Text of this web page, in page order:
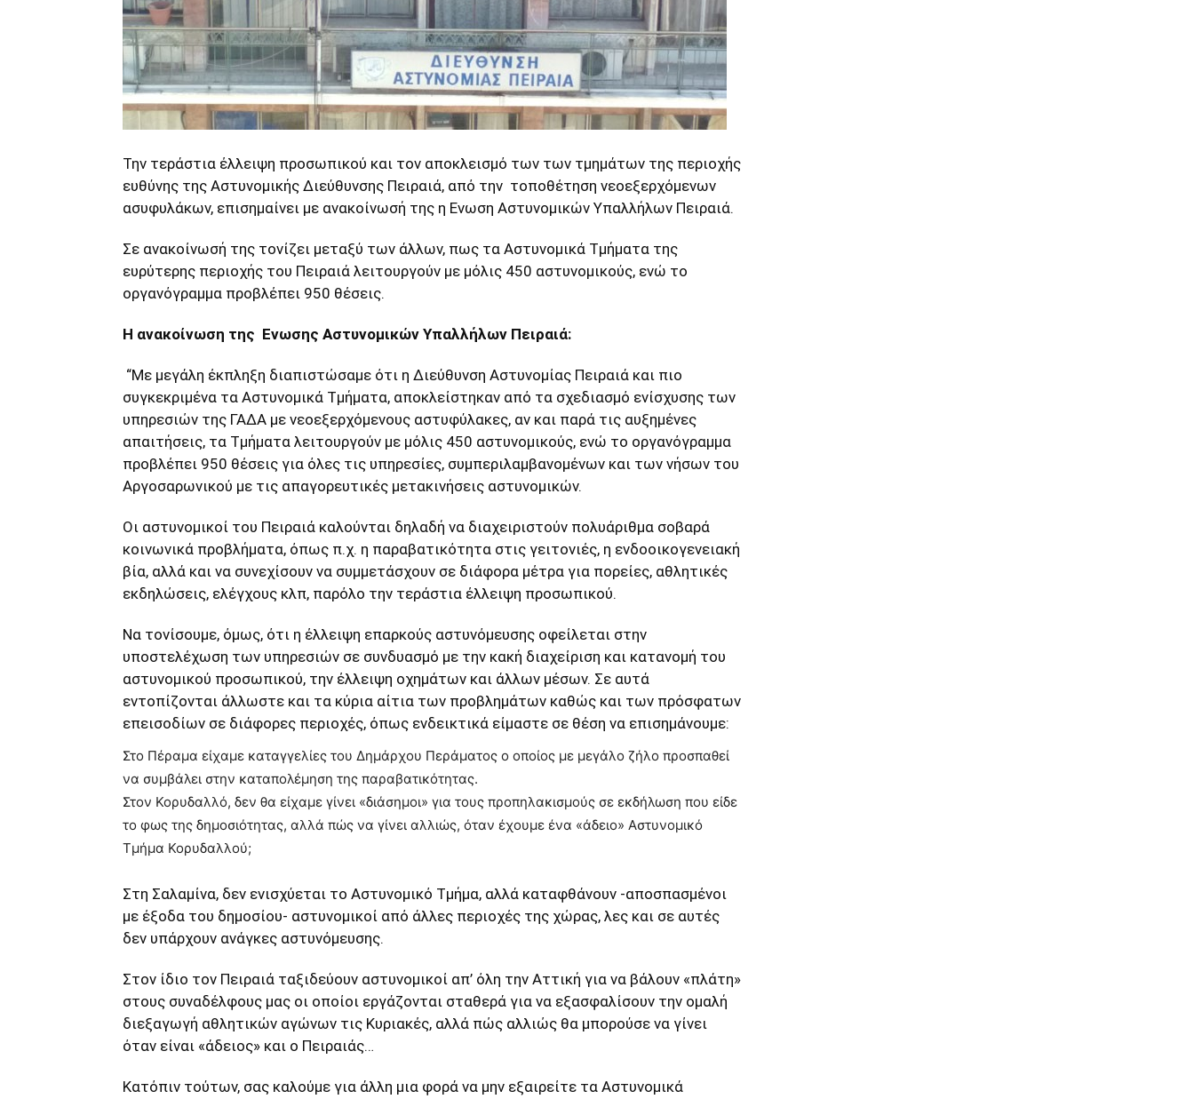
Την τεράστια έλλειψη προσωπικού και τον αποκλεισμό των των τμημάτων της περιοχής
ευθύνης της Αστυνομικής Διεύθυνσης Πειραιά, από την τοποθέτηση νεοεξερχόμενων
ασυφυλάκων, επισημαίνει με ανακοίνωσή της η Ενωση Αστυνομικών Υπαλλήλων Πειραιά.
Σε ανακοίνωσή της τονίζει μεταξύ των άλλων, πως τα Αστυνομικά Τμήματα της
ευρύτερης περιοχής του Πειραιά λειτουργούν με μόλις 450 αστυνομικούς, ενώ το
οργανόγραμμα προβλέπει 950 θέσεις.
Η ανακοίνωση της Ενωσης Αστυνομικών Υπαλλήλων Πειραιά:
“Με μεγάλη έκπληξη διαπιστώσαμε ότι η Διεύθυνση Αστυνομίας Πειραιά και πιο
συγκεκριμένα τα Αστυνομικά Τμήματα, αποκλείστηκαν από τα σχεδιασμό ενίσχυσης των
υπηρεσιών της ΓΑΔΑ με νεοεξερχόμενους αστυφύλακες, αν και παρά τις αυξημένες
απαιτήσεις, τα Τμήματα λειτουργούν με μόλις 450 αστυνομικούς, ενώ το οργανόγραμμα
προβλέπει 950 θέσεις για όλες τις υπηρεσίες, συμπεριλαμβανομένων και των νήσων του
Αργοσαρωνικού με τις απαγορευτικές μετακινήσεις αστυνομικών.
Οι αστυνομικοί του Πειραιά καλούνται δηλαδή να διαχειριστούν πολυάριθμα σοβαρά
κοινωνικά προβλήματα, όπως π.χ. η παραβατικότητα στις γειτονιές, η ενδοοικογενειακή
βία, αλλά και να συνεχίσουν να συμμετάσχουν σε διάφορα μέτρα για πορείες, αθλητικές
εκδηλώσεις, ελέγχους κλπ, παρόλο την τεράστια έλλειψη προσωπικού.
Να τονίσουμε, όμως, ότι η έλλειψη επαρκούς αστυνόμευσης οφείλεται στην
υποστελέχωση των υπηρεσιών σε συνδυασμό με την κακή διαχείριση και κατανομή του
αστυνομικού προσωπικού, την έλλειψη οχημάτων και άλλων μέσων. Σε αυτά
εντοπίζονται άλλωστε και τα κύρια αίτια των προβλημάτων καθώς και των πρόσφατων
επεισοδίων σε διάφορες περιοχές, όπως ενδεικτικά είμαστε σε θέση να επισημάνουμε:
Στο Πέραμα είχαμε καταγγελίες του Δημάρχου Περάματος ο οποίος με μεγάλο ζήλο προσπαθεί
να συμβάλει στην καταπολέμηση της παραβατικότητας.
Στον Κορυδαλλό, δεν θα είχαμε γίνει «διάσημοι» για τους προπηλακισμούς σε εκδήλωση που είδε
το φως της δημοσιότητας, αλλά πώς να γίνει αλλιώς, όταν έχουμε ένα «άδειο» Αστυνομικό
Τμήμα Κορυδαλλού;
Στη Σαλαμίνα, δεν ενισχύεται το Αστυνομικό Τμήμα, αλλά καταφθάνουν -αποσπασμένοι
με έξοδα του δημοσίου- αστυνομικοί από άλλες περιοχές της χώρας, λες και σε αυτές
δεν υπάρχουν ανάγκες αστυνόμευσης.
Στον ίδιο τον Πειραιά ταξιδεύουν αστυνομικοί απ’ όλη την Αττική για να βάλουν «πλάτη»
στους συναδέλφους μας οι οποίοι εργάζονται σταθερά για να εξασφαλίσουν την ομαλή
διεξαγωγή αθλητικών αγώνων τις Κυριακές, αλλά πώς αλλιώς θα μπορούσε να γίνει
όταν είναι «άδειος» και ο Πειραιάς…
Κατόπιν τούτων, σας καλούμε για άλλη μια φορά να μην εξαιρείτε τα Αστυνομικά